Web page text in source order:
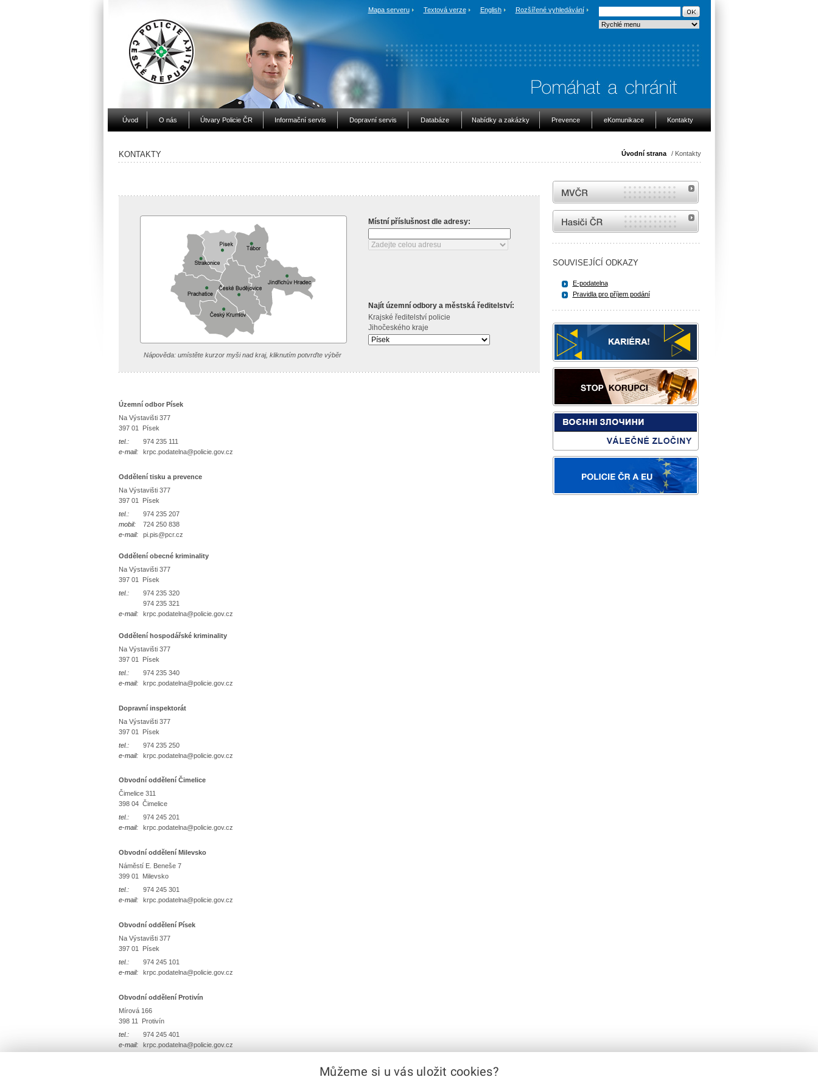
Mapa serveru Textová verze English Rozšířené vyhledávání
Úvod O nás Útvary Policie ČR Informační servis Dopravní servis Databáze Nabídky a zakázky Prevence eKomunikace Kontakty
Úvodní strana / Kontakty
KONTAKTY
Nápověda: umístěte kurzor myši nad kraj, kliknutím potvrďte výběr
Místní příslušnost dle adresy:
Najít územní odbory a městská ředitelství:
Krajské ředitelství policie
Jihočeského kraje
Územní odbor Písek
Na Výstavišti 377
397 01 Písek
tel.:
974 235 111
e-mail:
krpc.podatelna@policie.gov.cz
Oddělení tisku a prevence
Na Výstavišti 377
397 01 Písek
tel.:
974 235 207
mobil:
724 250 838
e-mail:
pi.pis@pcr.cz
Oddělení obecné kriminality
Na Výstavišti 377
397 01 Písek
tel.:
974 235 320
974 235 321
e-mail:
krpc.podatelna@policie.gov.cz
Oddělení hospodářské kriminality
Na Výstavišti 377
397 01 Písek
tel.:
974 235 340
e-mail:
krpc.podatelna@policie.gov.cz
Dopravní inspektorát
Na Výstavišti 377
397 01 Písek
tel.:
974 235 250
e-mail:
krpc.podatelna@policie.gov.cz
Obvodní oddělení Čimelice
Čimelice 311
398 04 Čimelice
tel.:
974 245 201
e-mail:
krpc.podatelna@policie.gov.cz
Obvodní oddělení Milevsko
Náměstí E. Beneše 7
399 01 Milevsko
tel.:
974 245 301
e-mail:
krpc.podatelna@policie.gov.cz
Obvodní oddělení Písek
Na Výstavišti 377
397 01 Písek
tel.:
974 245 101
e-mail:
krpc.podatelna@policie.gov.cz
Obvodní oddělení Protivín
Mírová 166
398 11 Protivín
tel.:
974 245 401
e-mail:
krpc.podatelna@policie.gov.cz
MVČR
internetové stránky Hasiči ČR
SOUVISEJÍCÍ ODKAZY
E-podatelna
Pravidla pro příjem podání
Můžeme si u vás uložit cookies?